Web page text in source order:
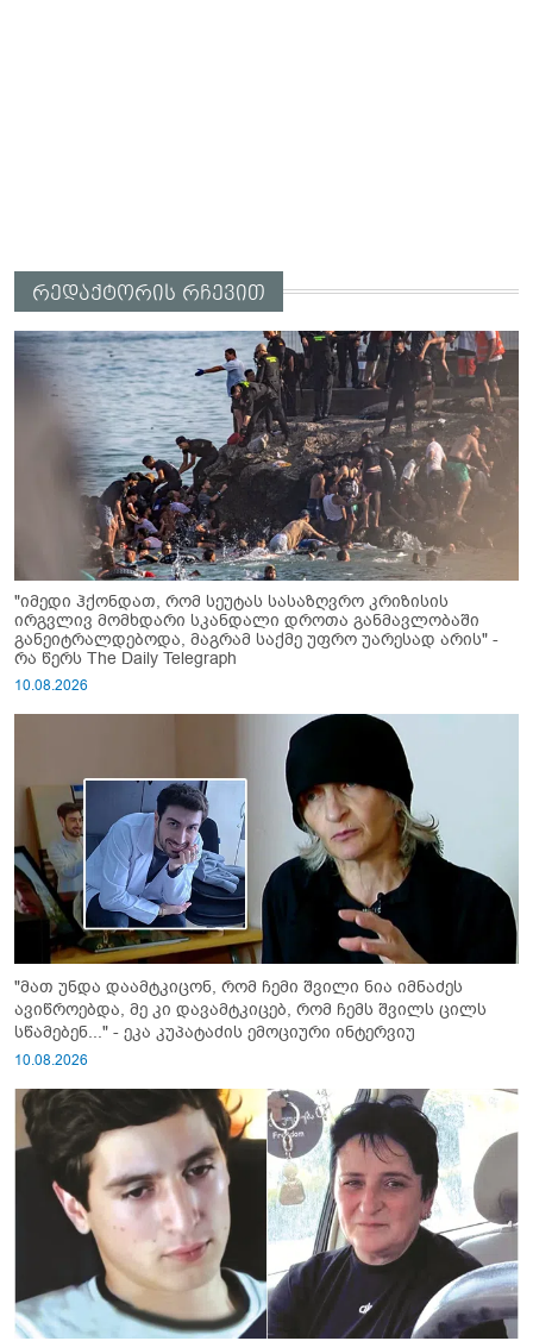
რედაქტორის რჩევით
"იმედი ჰქონდათ, რომ სეუტას სასაზღვრო კრიზისის
ირგვლივ მომხდარი სკანდალი დროთა განმავლობაში
განეიტრალდებოდა, მაგრამ საქმე უფრო უარესად არის" -
რა წერს The Daily Telegraph
10.08.2026
"მათ უნდა დაამტკიცონ, რომ ჩემი შვილი ნია იმნაძეს
ავიწროებდა, მე კი დავამტკიცებ, რომ ჩემს შვილს ცილს
სწამებენ..." - ეკა კუპატაძის ემოციური ინტერვიუ
10.08.2026